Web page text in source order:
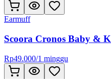
Earmuff
Scoora Cronos Baby &
Rp49.000/1 minggu